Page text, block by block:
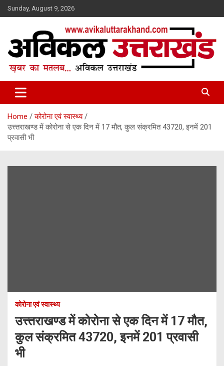
Skip
to
Sunday, August 9, 2026
Avikal Uttarakhand
Home
कोरोना एवं स्वास्थ्य
उत्त्तराखण्ड में कोरोना से एक दिन में 17 मौत, कुल संक्रमित 43720, इनमें 201
प्रवासी भी
कोरोना एवं स्वास्थ्य
उत्त्तराखण्ड में कोरोना से एक दिन में 17 मौत,
कुल संक्रमित 43720, इनमें 201 प्रवासी
भी